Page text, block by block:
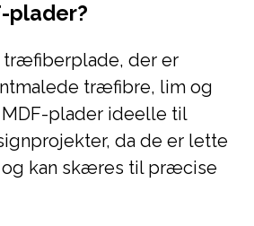
plader?
træfiberplade, der er
træfibre, lim og
plader ideelle til
da de er lette
kan skæres til præcise